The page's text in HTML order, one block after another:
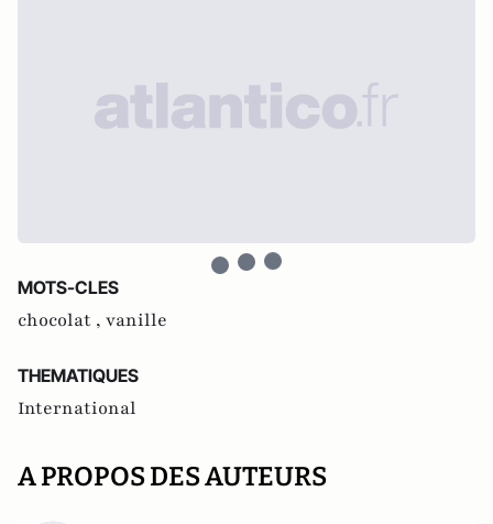
MOTS-CLES
chocolat , vanille
THEMATIQUES
International
A PROPOS DES AUTEURS